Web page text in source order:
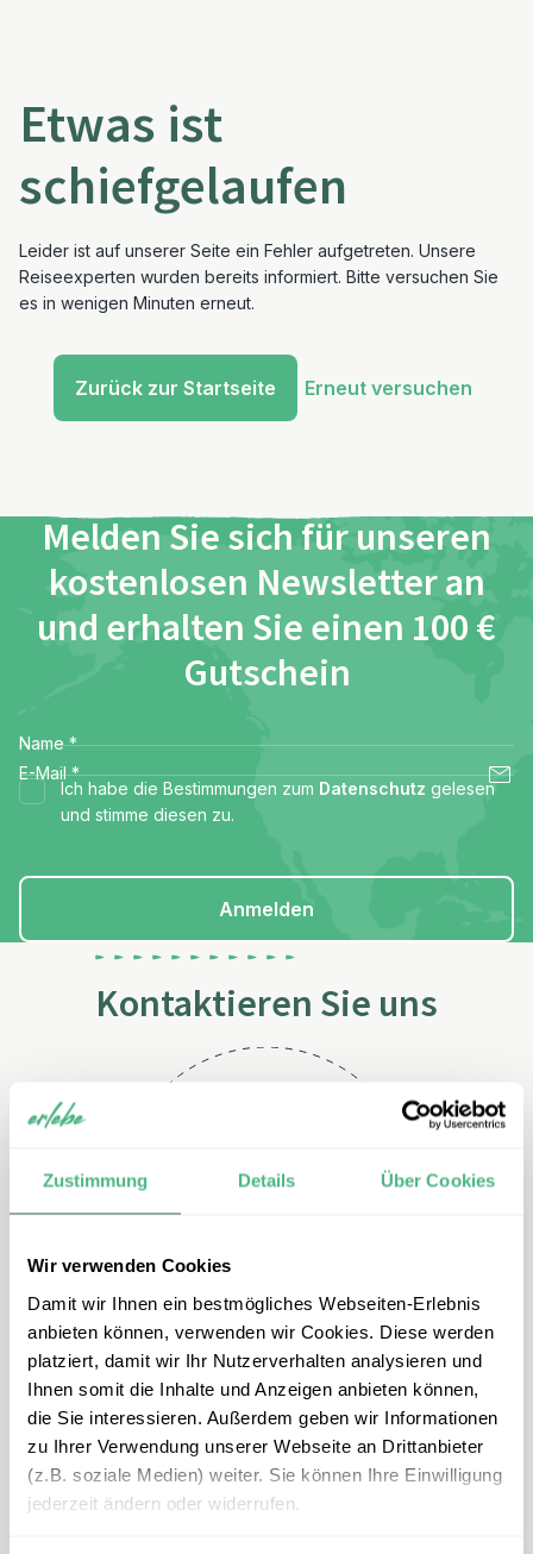
Zustimmung Details Über Cookies
Wir verwenden Cookies
Damit wir Ihnen ein bestmögliches Webseiten-Erlebnis
anbieten können, verwenden wir Cookies. Diese werden
platziert, damit wir Ihr Nutzerverhalten analysieren und
Ihnen somit die Inhalte und Anzeigen anbieten können,
die Sie interessieren. Außerdem geben wir Informationen
zu Ihrer Verwendung unserer Webseite an Drittanbieter
(z.B. soziale Medien) weiter. Sie können Ihre Einwilligung
jederzeit ändern oder widerrufen.
Etwas ist
schiefgelaufen
Leider ist auf unserer Seite ein Fehler aufgetreten. Unsere
Reiseexperten wurden bereits informiert. Bitte versuchen Sie
es in wenigen Minuten erneut.
Zurück zur Startseite Erneut versuchen
Melden Sie sich für unseren
kostenlosen Newsletter an
und erhalten Sie einen 100 €
Gutschein
Name *
E-Mail *
Ich habe die Bestimmungen zum Datenschutz gelesen
und stimme diesen zu.
Anmelden
Kontaktieren Sie uns
Telefon
E-mail
azoren@erlebe.de